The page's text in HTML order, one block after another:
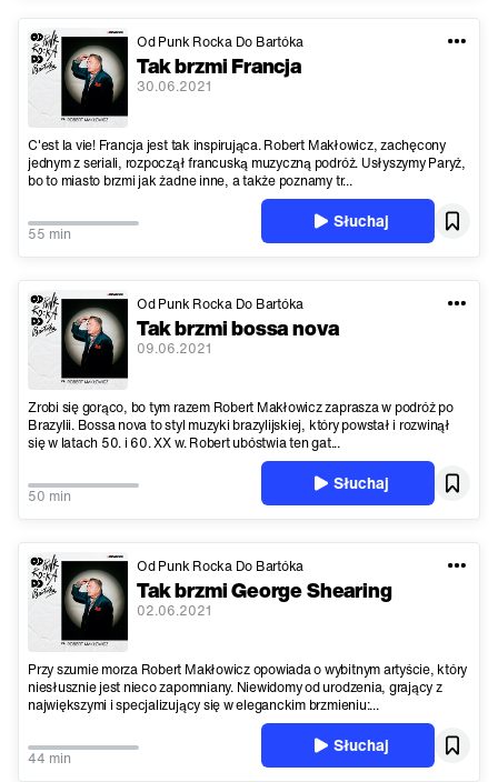
Od Punk Rocka Do Bartóka
Tak brzmi Francja
30.06.2021
C'est la vie! Francja jest tak inspirująca. Robert Makłowicz, zachęcony
jednym z seriali, rozpoczął francuską muzyczną podróż. Usłyszymy Paryż,
bo to miasto brzmi jak żadne inne, a także poznamy tr...
55 min
Słuchaj
Od Punk Rocka Do Bartóka
Tak brzmi bossa nova
09.06.2021
Zrobi się gorąco, bo tym razem Robert Makłowicz zaprasza w podróż po
Brazylii. Bossa nova to styl muzyki brazylijskiej, który powstał i rozwinął
się w latach 50. i 60. XX w. Robert ubóstwia ten gat...
50 min
Słuchaj
Od Punk Rocka Do Bartóka
Tak brzmi George Shearing
02.06.2021
Przy szumie morza Robert Makłowicz opowiada o wybitnym artyście, który
niesłusznie jest nieco zapomniany. Niewidomy od urodzenia, grający z
największymi i specjalizujący się w eleganckim brzmieniu:...
44 min
Słuchaj